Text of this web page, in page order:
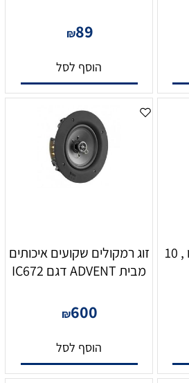
₪89
הוסף לסל
רמקול התקנה שנאי קו , 10
זוג רמקולים שקועים איכותים
מבית ADVENT דגם IC672
₪600
הוסף לסל